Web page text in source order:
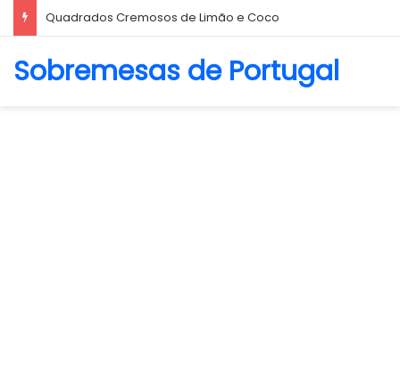
Quadrados Cremosos de Limão e Coco
Sobremesas de Portugal